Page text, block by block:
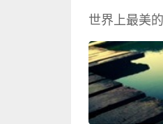
世界上最美